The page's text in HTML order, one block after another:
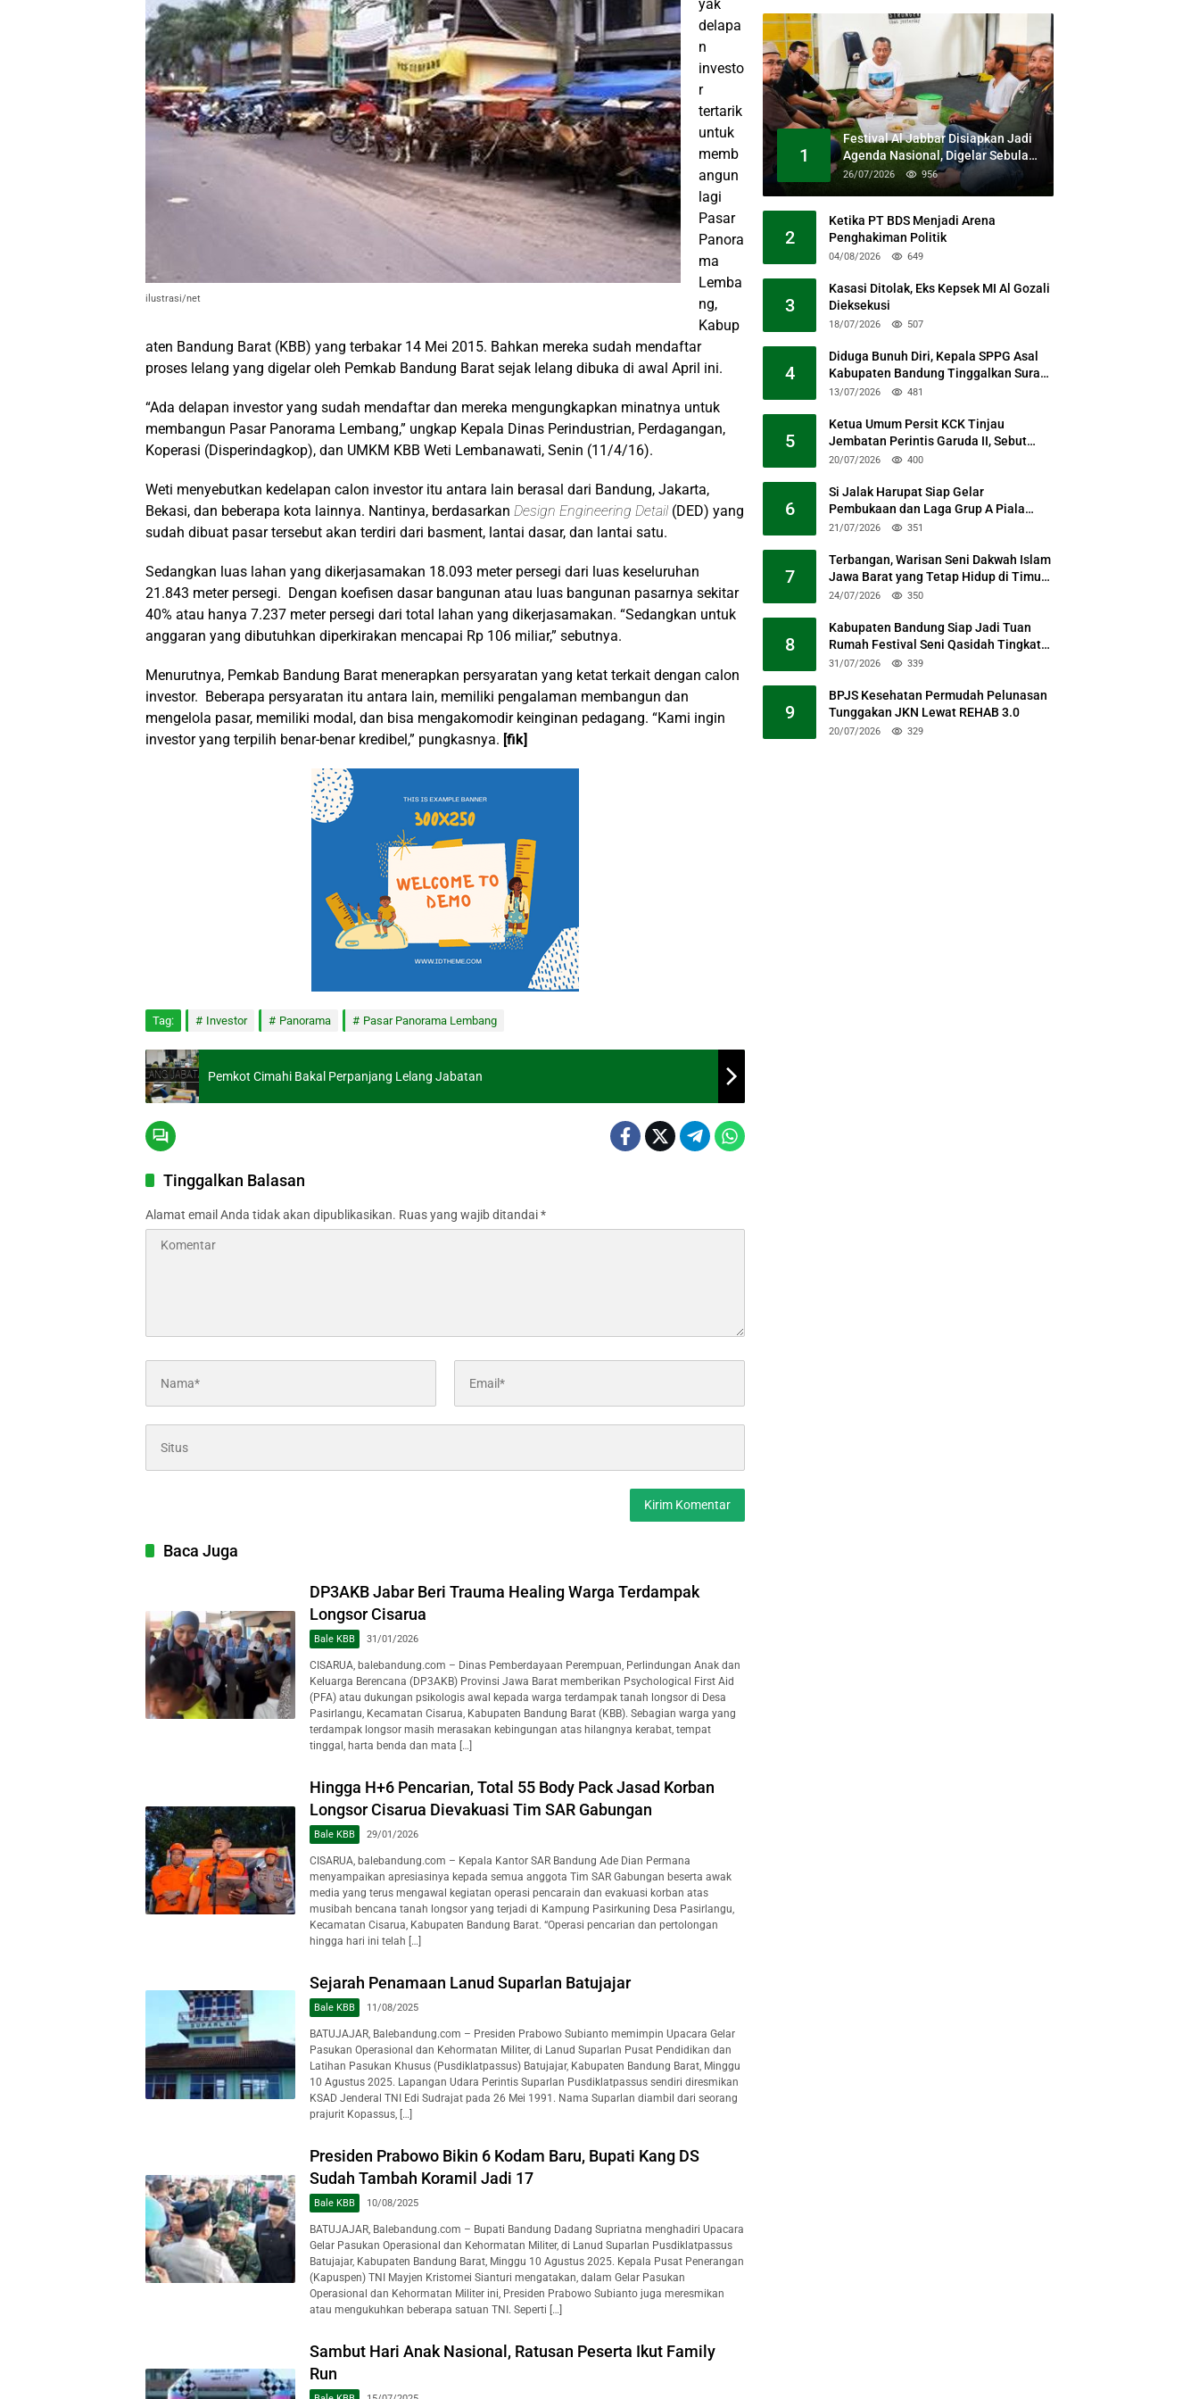
ilustrasi/net
yak
delapa
n
investo
r
tertarik
untuk
memb
angun
lagi
Pasar
Panora
ma
Lemba
ng,
Kabup
aten Bandung Barat (KBB) yang terbakar 14 Mei 2015. Bahkan mereka sudah mendaftar
proses lelang yang digelar oleh Pemkab Bandung Barat sejak lelang dibuka di awal April ini.
“Ada delapan investor yang sudah mendaftar dan mereka mengungkapkan minatnya untuk
membangun Pasar Panorama Lembang,” ungkap Kepala Dinas Perindustrian, Perdagangan,
Koperasi (Disperindagkop), dan UMKM KBB Weti Lembanawati, Senin (11/4/16).
Weti menyebutkan kedelapan calon investor itu antara lain berasal dari Bandung, Jakarta,
Bekasi, dan beberapa kota lainnya. Nantinya, berdasarkan Design Engineering Detail (DED) yang
sudah dibuat pasar tersebut akan terdiri dari basment, lantai dasar, dan lantai satu.
Sedangkan luas lahan yang dikerjasamakan 18.093 meter persegi dari luas keseluruhan
21.843 meter persegi. Dengan koefisen dasar bangunan atau luas bangunan pasarnya sekitar
40% atau hanya 7.237 meter persegi dari total lahan yang dikerjasamakan. “Sedangkan untuk
anggaran yang dibutuhkan diperkirakan mencapai Rp 106 miliar,” sebutnya.
Menurutnya, Pemkab Bandung Barat menerapkan persyaratan yang ketat terkait dengan calon
investor. Beberapa persyaratan itu antara lain, memiliki pengalaman membangun dan
mengelola pasar, memiliki modal, dan bisa mengakomodir keinginan pedagang. “Kami ingin
investor yang terpilih benar-benar kredibel,” pungkasnya. [fik]
Tag: Investor Panorama Pasar Panorama Lembang
Pemkot Cimahi Bakal Perpanjang Lelang Jabatan
Tinggalkan Balasan
Alamat email Anda tidak akan dipublikasikan. Ruas yang wajib ditandai*
Baca Juga
DP3AKB Jabar Beri Trauma Healing Warga Terdampak
Longsor Cisarua
Bale KBB 31/01/2026
CISARUA, balebandung.com – Dinas Pemberdayaan Perempuan, Perlindungan Anak dan
Keluarga Berencana (DP3AKB) Provinsi Jawa Barat memberikan Psychological First Aid
(PFA) atau dukungan psikologis awal kepada warga terdampak tanah longsor di Desa
Pasirlangu, Kecamatan Cisarua, Kabupaten Bandung Barat (KBB). Sebagian warga yang
terdampak longsor masih merasakan kebingungan atas hilangnya kerabat, tempat
tinggal, harta benda dan mata […]
Hingga H+6 Pencarian, Total 55 Body Pack Jasad Korban
Longsor Cisarua Dievakuasi Tim SAR Gabungan
Bale KBB 29/01/2026
CISARUA, balebandung.com – Kepala Kantor SAR Bandung Ade Dian Permana
menyampaikan apresiasinya kepada semua anggota Tim SAR Gabungan beserta awak
media yang terus mengawal kegiatan operasi pencarain dan evakuasi korban atas
musibah bencana tanah longsor yang terjadi di Kampung Pasirkuning Desa Pasirlangu,
Kecamatan Cisarua, Kabupaten Bandung Barat. “Operasi pencarian dan pertolongan
hingga hari ini telah […]
Sejarah Penamaan Lanud Suparlan Batujajar
Bale KBB 11/08/2025
BATUJAJAR, Balebandung.com – Presiden Prabowo Subianto memimpin Upacara Gelar
Pasukan Operasional dan Kehormatan Militer, di Lanud Suparlan Pusat Pendidikan dan
Latihan Pasukan Khusus (Pusdiklatpassus) Batujajar, Kabupaten Bandung Barat, Minggu
10 Agustus 2025. Lapangan Udara Perintis Suparlan Pusdiklatpassus sendiri diresmikan
KSAD Jenderal TNI Edi Sudrajat pada 26 Mei 1991. Nama Suparlan diambil dari seorang
prajurit Kopassus, […]
Presiden Prabowo Bikin 6 Kodam Baru, Bupati Kang DS
Sudah Tambah Koramil Jadi 17
Bale KBB 10/08/2025
BATUJAJAR, Balebandung.com – Bupati Bandung Dadang Supriatna menghadiri Upacara
Gelar Pasukan Operasional dan Kehormatan Militer, di Lanud Suparlan Pusdiklatpassus
Batujajar, Kabupaten Bandung Barat, Minggu 10 Agustus 2025. Kepala Pusat Penerangan
(Kapuspen) TNI Mayjen Kristomei Sianturi mengatakan, dalam Gelar Pasukan
Operasional dan Kehormatan Militer ini, Presiden Prabowo Subianto juga meresmikan
atau mengukuhkan beberapa satuan TNI. Seperti […]
Sambut Hari Anak Nasional, Ratusan Peserta Ikut Family
Run
1
Festival Al Jabbar Disiapkan Jadi
Agenda Nasional, Digelar Sebulan
Penuh di Kawasan Masjid Raya Al
26/07/2026 956
2
Ketika PT BDS Menjadi Arena
Penghakiman Politik
04/08/2026 649
3
Kasasi Ditolak, Eks Kepsek MI Al Gozali
Dieksekusi
18/07/2026 507
4
Diduga Bunuh Diri, Kepala SPPG Asal
Kabupaten Bandung Tinggalkan Surat
Permohonan Maaf
13/07/2026 481
5
Ketua Umum Persit KCK Tinjau
Jembatan Perintis Garuda II, Sebut
Simbol Kebersamaan TNI dan Rakyat
20/07/2026 400
6
Si Jalak Harupat Siap Gelar
Pembukaan dan Laga Grup A Piala
Presiden 2026 Sabtu Mendatang
21/07/2026 351
7
Terbangan, Warisan Seni Dakwah Islam
Jawa Barat yang Tetap Hidup di Timur
Kabupaten Bandung
24/07/2026 350
8
Kabupaten Bandung Siap Jadi Tuan
Rumah Festival Seni Qasidah Tingkat
Nasional
31/07/2026 339
9
BPJS Kesehatan Permudah Pelunasan
Tunggakan JKN Lewat REHAB 3.0
20/07/2026 329